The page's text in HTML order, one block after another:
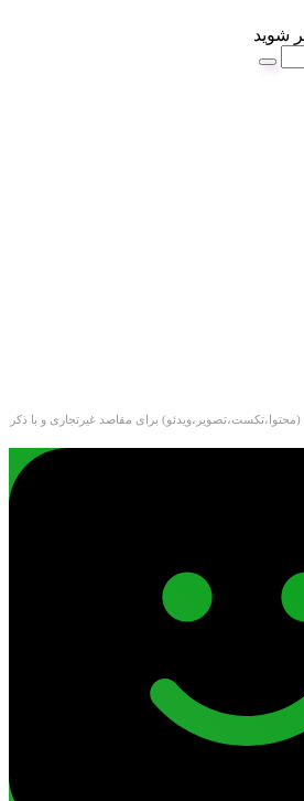
شوید
(محتوا،تکست،تصویر،ویدئو) برای مقاصد غیرتجاری و با ذکر